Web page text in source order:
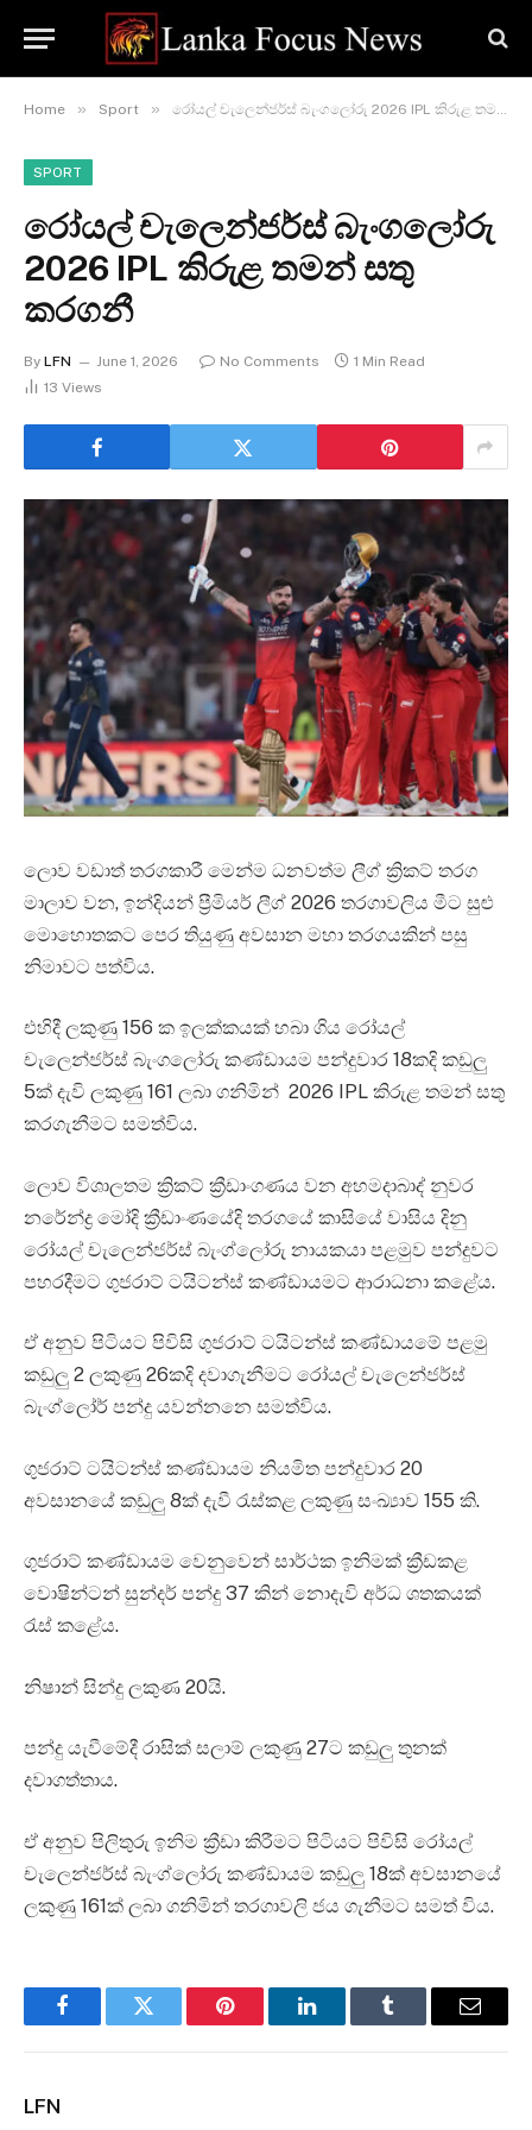
Home » Sport » රෝයල් චැලෙන්ජර්ස් බැංගලෝරු 2026 IPL කිරුළ තමන් සතු කරගනී
SPORT
රෝයල් චැලෙන්ජර්ස් බැංගලෝරු
2026 IPL කිරුළ තමන් සතු
කරගනී
By LFN June 1, 2026 No Comments
1 Min Read
13 Views
ලොව වඩාත් තරගකාරී මෙන්ම ධනවත්ම ලීග් ක්‍රිකට් තරග
මාලාව වන, ඉන්දියන් ප්‍රීමියර් ලීග් 2026 තරගාවලිය මීට සුළු
මොහොතකට පෙර තියුණු අවසාන මහා තරගයකින් පසු
නිමාවට පත්විය.
එහිදී ලකුණු 156 ක ඉලක්කයක් හබා ගිය රෝයල්
චැලෙන්ජර්ස් බැංගලෝරු කණ්ඩායම පන්දුවාර 18කදි කඩුලු
5ක් දැවි ලකුණු 161 ලබා ගනිමින් 2026 IPL කිරුළ තමන් සතු
කරගැනීමට සමත්විය.
ලොව විශාලතම ක්‍රිකට් ක්‍රීඩාංගණය වන අහමදාබාද් නුවර
නරේන්ද්‍ර මෝදි ක්‍රීඩාංණයේදි තරගයේ කාසියේ වාසිය දිනු
රෝයල් චැලෙන්ජර්ස් බැංග්ලෝරු නායකයා පළමුව පන්දුවට
පහරදීමට ගුජරාට් ටයිටන්ස් කණ්ඩායමට ආරාධනා කළේය.
ඒ අනුව පිටියට පිවිසි ගුජරාට් ටයිටන්ස් කණ්ඩායමේ පළමු
කඩුලු 2 ලකුණු 26කදි දවාගැනීමට රෝයල් චැලෙන්ජර්ස්
බැංග්ලෝර් පන්දු යවන්නන‍ෙ සමත්විය.
ගුජරාට් ටයිටන්ස් කණ්ඩායම නියමිත පන්දුවාර 20
අවසානයේ කඩුලු 8ක් දැවී රැස්කළ ලකුණු සංඛ්‍යාව 155 කි.
ගුජරාට් කණ්ඩායම වෙනුවෙන් සාර්ථක ඉනිමක් ක්‍රීඩකළ
වොෂින්ටන් සුන්දර් පන්දු 37 කින් නොදැවි අර්ධ ශතකයක්
රැස් කළේය.
නිෂාන් සින්දු ලකුණ 20යි.
පන්දු යැවීමේදී රාසික් සලාම් ලකුණු 27ට කඩුලු තුනක්‍
දවාගත්තාය.
ඒ අනුව පිලිතුරු ඉනිම ක්‍රීඩා කිරීමට පිටියට පිවිසි රෝයල්
චැලෙන්ජර්ස් බැංග්ලෝරු කණ්ඩායම කඩුලු 18ක් අවසානයේ
ලකුණු 161ක් ලබා ගනිමින් තරගාවලි ජය ගැනීමට සමත් විය.
FacebookTwitter Pinterest LinkedInTumblr Email
LFN